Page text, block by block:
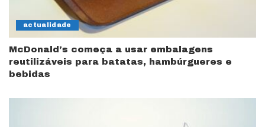
actualidade
McDonald’s começa a usar embalagens
reutilizáveis para batatas, hambúrgueres e
bebidas